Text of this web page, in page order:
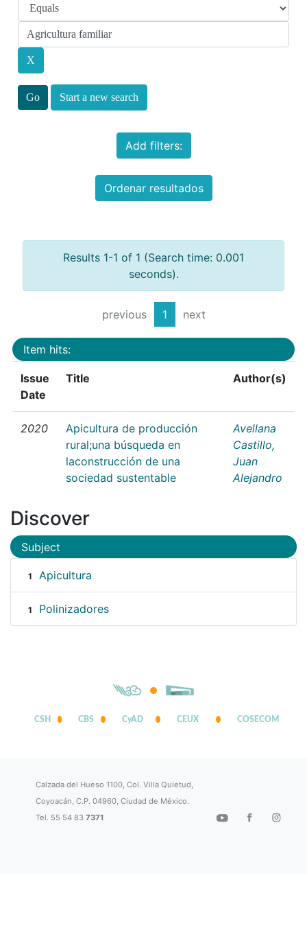
Start a new search
Add filters:
Ordenar resultados
Results 1-1 of 1 (Search time: 0.001
seconds).
previous 1 next
Item hits:
Issue
Date
Title Author(s)
2020
Apicultura de producción
rural;una búsqueda en
laconstrucción de una
sociedad sustentable
Avellana
Castillo,
Juan
Alejandro
Discover
Subject
1 Apicultura
1 Polinizadores
CSH CBS CyAD CEUX COSECOM
Calzada del Hueso 1100, Col. Villa Quietud,
Coyoacán, C.P. 04960, Ciudad de México.
Tel. 55 54 837371